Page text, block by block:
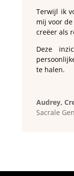
Terwijl ik
mij voor
creëer als
Deze
te halen.
Audrey,
Sacrale